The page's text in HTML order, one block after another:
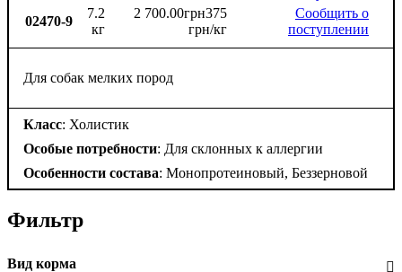
02470-9
7.2
кг
2 700.00грн375
грн/кг
Сообщить о
поступлении
Для собак мелких пород
Класс: Холистик
Особые потребности: Для склонных к аллергии
Особенности состава: Монопротеиновый, Беззерновой
Фильтр
Вид корма